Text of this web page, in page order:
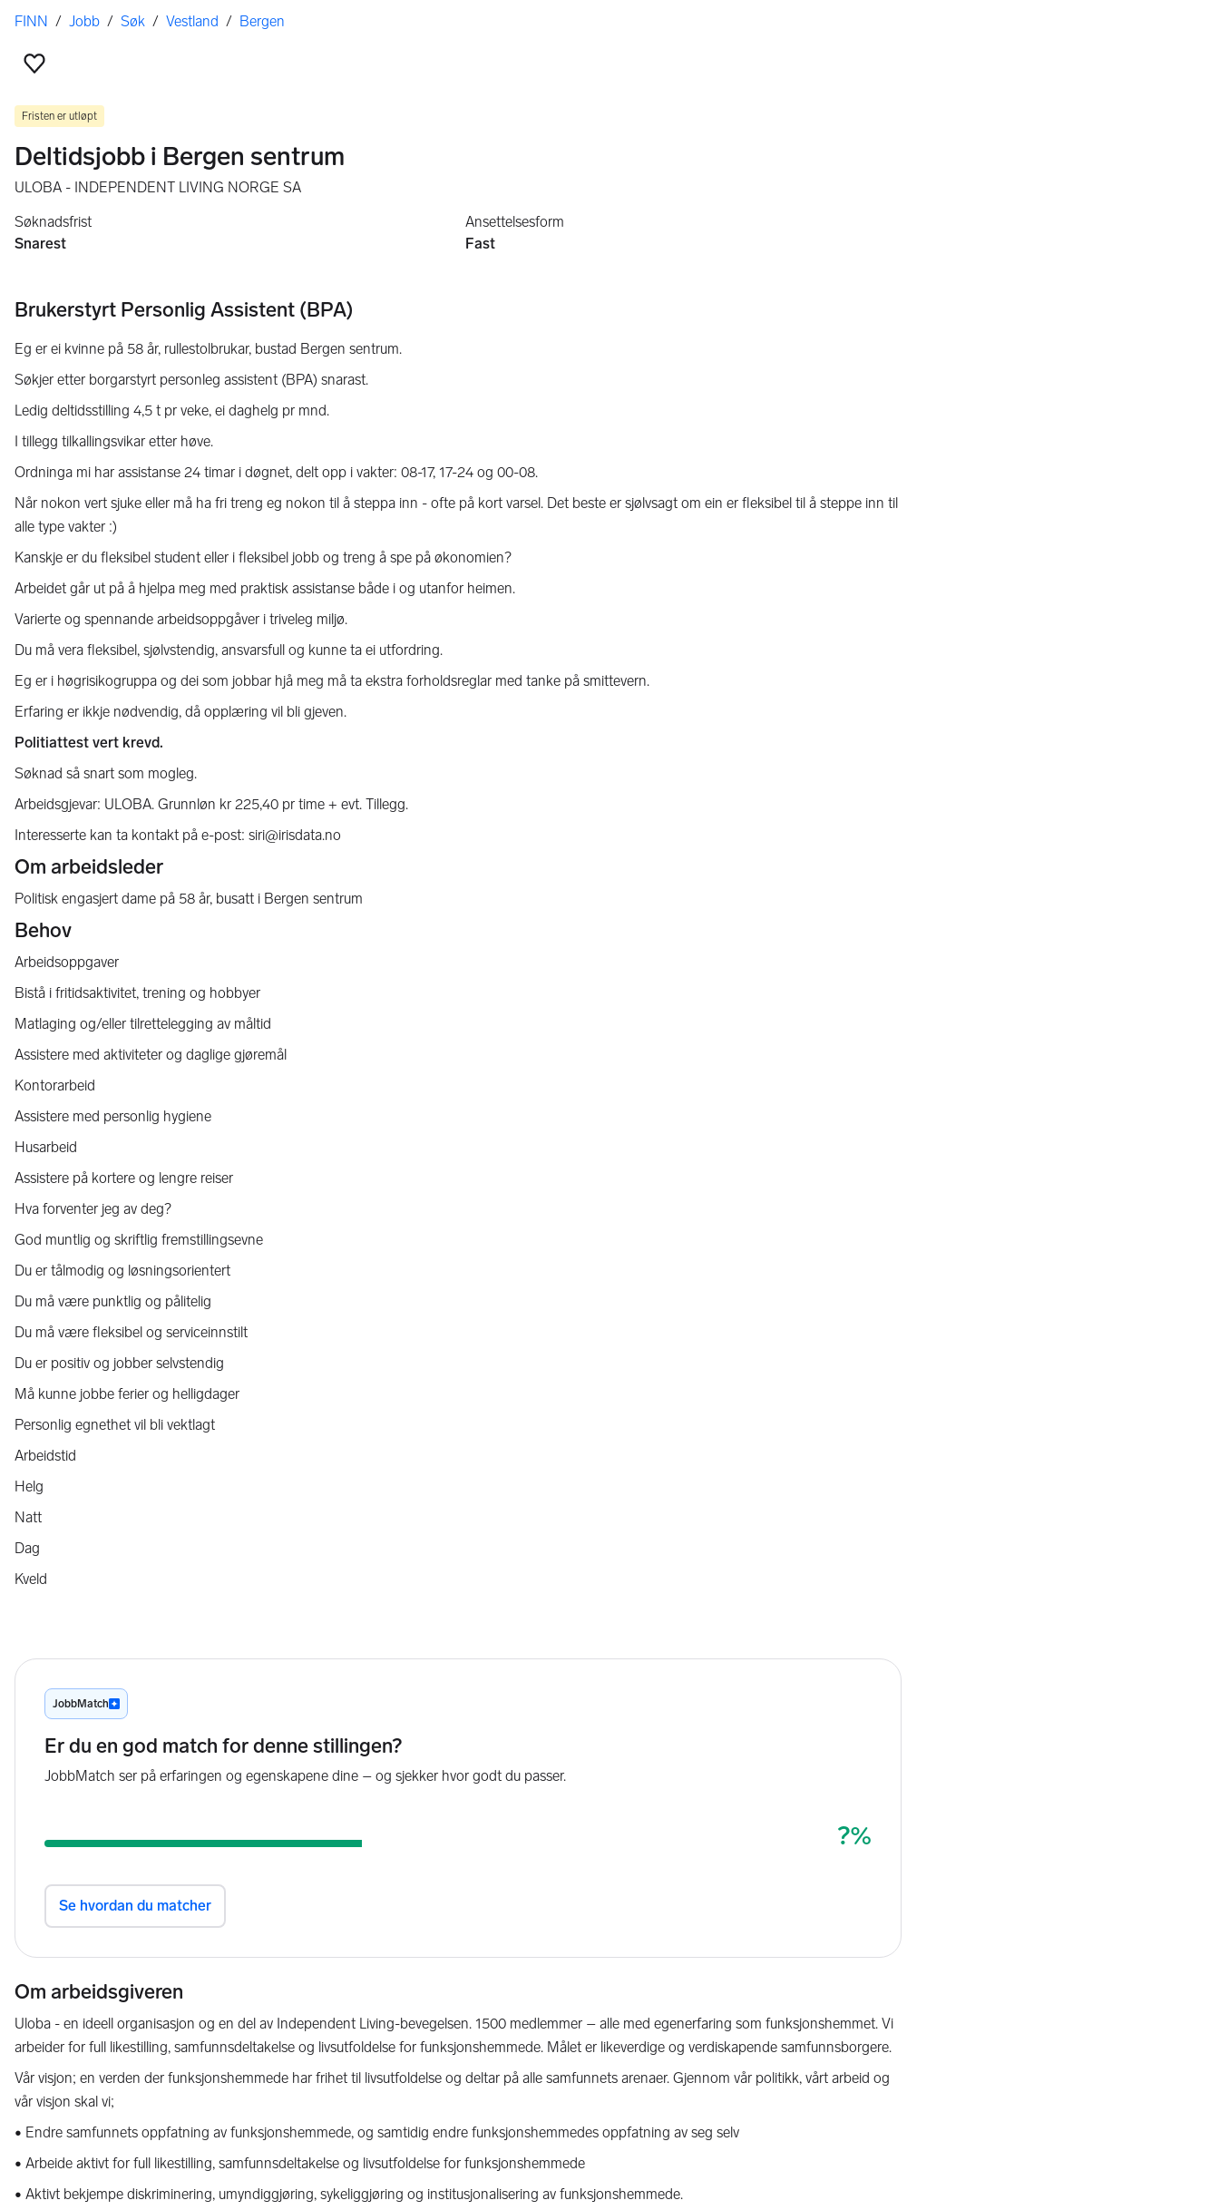
Her er du
FINN / Jobb / Søk / Vestland / Bergen
Fristen er utløpt
Deltidsjobb i Bergen sentrum
ULOBA - INDEPENDENT LIVING NORGE SA
Søknadsfrist
Snarest
Ansettelsesform
Fast
Brukerstyrt Personlig Assistent (BPA)
Eg er ei kvinne på 58 år, rullestolbrukar, bustad Bergen sentrum.
Søkjer etter borgarstyrt personleg assistent (BPA) snarast.
Ledig deltidsstilling 4,5 t pr veke, ei daghelg pr mnd.
I tillegg tilkallingsvikar etter høve.
Ordninga mi har assistanse 24 timar i døgnet, delt opp i vakter: 08-17, 17-24 og 00-08.
Når nokon vert sjuke eller må ha fri treng eg nokon til å steppa inn - ofte på kort varsel. Det beste er sjølvsagt om ein er fleksibel til å steppe inn til
alle type vakter :)
Kanskje er du fleksibel student eller i fleksibel jobb og treng å spe på økonomien?
Arbeidet går ut på å hjelpa meg med praktisk assistanse både i og utanfor heimen.
Varierte og spennande arbeidsoppgåver i triveleg miljø.
Du må vera fleksibel, sjølvstendig, ansvarsfull og kunne ta ei utfordring.
Eg er i høgrisikogruppa og dei som jobbar hjå meg må ta ekstra forholdsreglar med tanke på smittevern.
Erfaring er ikkje nødvendig, då opplæring vil bli gjeven.
Politiattest vert krevd.
Søknad så snart som mogleg.
Arbeidsgjevar: ULOBA. Grunnløn kr 225,40 pr time + evt. Tillegg.
Interesserte kan ta kontakt på e-post: siri@irisdata.no
Om arbeidsleder
Politisk engasjert dame på 58 år, busatt i Bergen sentrum
Behov
Arbeidsoppgaver
Bistå i fritidsaktivitet, trening og hobbyer
Matlaging og/eller tilrettelegging av måltid
Assistere med aktiviteter og daglige gjøremål
Kontorarbeid
Assistere med personlig hygiene
Husarbeid
Assistere på kortere og lengre reiser
Hva forventer jeg av deg?
God muntlig og skriftlig fremstillingsevne
Du er tålmodig og løsningsorientert
Du må være punktlig og pålitelig
Du må være fleksibel og serviceinnstilt
Du er positiv og jobber selvstendig
Må kunne jobbe ferier og helligdager
Personlig egnethet vil bli vektlagt
Arbeidstid
Helg
Natt
Dag
Kveld
Om arbeidsgiveren
Uloba - en ideell organisasjon og en del av Independent Living-bevegelsen. 1500 medlemmer – alle med egenerfaring som funksjonshemmet. Vi
arbeider for full likestilling, samfunnsdeltakelse og livsutfoldelse for funksjonshemmede. Målet er likeverdige og verdiskapende samfunnsborgere.
Vår visjon; en verden der funksjonshemmede har frihet til livsutfoldelse og deltar på alle samfunnets arenaer. Gjennom vår politikk, vårt arbeid og
vår visjon skal vi;
• Endre samfunnets oppfatning av funksjonshemmede, og samtidig endre funksjonshemmedes oppfatning av seg selv
• Arbeide aktivt for full likestilling, samfunnsdeltakelse og livsutfoldelse for funksjonshemmede
• Aktivt bekjempe diskriminering, umyndiggjøring, sykeliggjøring og institusjonalisering av funksjonshemmede.